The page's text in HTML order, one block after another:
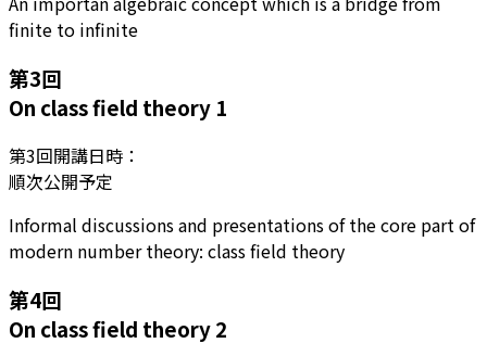
finite to infinite
第3回
On class field theory 1
第3回開講日時：
順次公開予定
Informal discussions and presentations of the core part of
modern number theory: class field theory
第4回
On class field theory 2